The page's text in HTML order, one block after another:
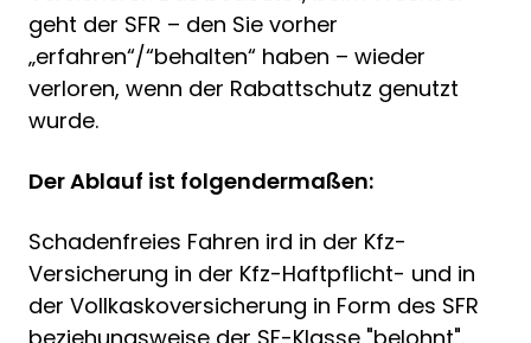
geht der SFR – den Sie vorher
„erfahren“/“behalten“ haben – wieder
verloren, wenn der Rabattschutz genutzt
wurde.
Der Ablauf ist folgendermaßen:
Schadenfreies Fahren ird in der Kfz-
Versicherung in der Kfz-Haftpflicht- und in
der Vollkaskoversicherung in Form des SFR